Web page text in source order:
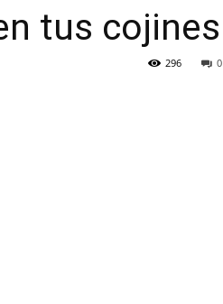
tus cojines
0
296